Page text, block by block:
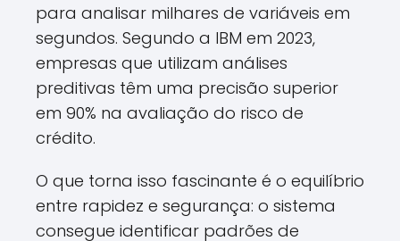
para analisar milhares de variáveis em
segundos. Segundo a IBM em 2023,
empresas que utilizam análises
preditivas têm uma precisão superior
em 90% na avaliação do risco de
crédito.
O que torna isso fascinante é o equilíbrio
entre rapidez e segurança: o sistema
consegue identificar padrões de